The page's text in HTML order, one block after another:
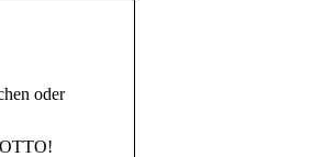
oder